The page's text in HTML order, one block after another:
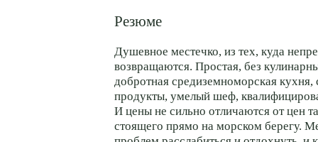
Резюме
Душевное местечко, из тех, куда
возвращаются. Простая, без
добротная средиземноморская
продукты, умелый шеф,
И цены не сильно отличаются от цен
стоящего прямо на морском берегу.